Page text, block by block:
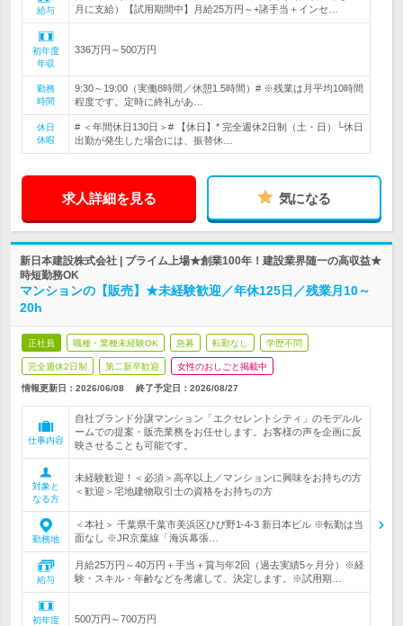
給与
月に支給）【試用期間中】月給25万円～+諸手当＋インセ…
初年度
年収
336万円～500万円
勤務
時間
9:30～19:00（実働8時間／休憩1.5時間）# ※残業は月平均10時間
程度です。定時に終礼があ…
休日
休暇
# ＜年間休日130日＞# 【休日】* 完全週休2日制（土・日）└休日
出勤が発生した場合には、振替休…
求人詳細を見る 気になる
新日本建設株式会社 | プライム上場★創業100年！建設業界随一の高収益★
時短勤務OK
マンションの【販売】★未経験歓迎／年休125日／残業月10～
20h
正社員 職種・業種未経験OK 急募 転勤なし 学歴不問
完全週休2日制 第二新卒歓迎 女性のおしごと掲載中
情報更新日：2026/06/08 終了予定日： 2026/08/27
仕事内容
自社ブランド分譲マンション「エクセレントシティ」のモデルル
ームでの提案・販売業務をお任せします。お客様の声を企画に反
映させることも可能です。
対象と
なる方
未経験歓迎！＜必須＞高卒以上／マンションに興味をお持ちの方
＜歓迎＞宅地建物取引士の資格をお持ちの方
勤務地
＜本社＞ 千葉県千葉市美浜区ひび野1-4-3 新日本ビル ※転勤は当
面なし ※JR京葉線「海浜幕張…
給与
月給25万円～40万円＋手当＋賞与年2回（過去実績5ヶ月分）※経
験・スキル・年齢などを考慮して、決定します。※試用期…
初年度
500万円～700万円